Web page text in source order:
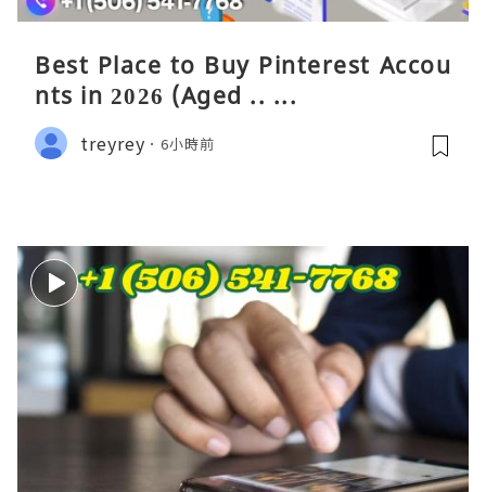
Best Place to Buy Pinterest Accou
nts in 2026 (Aged .. ...
treyrey 6小時前